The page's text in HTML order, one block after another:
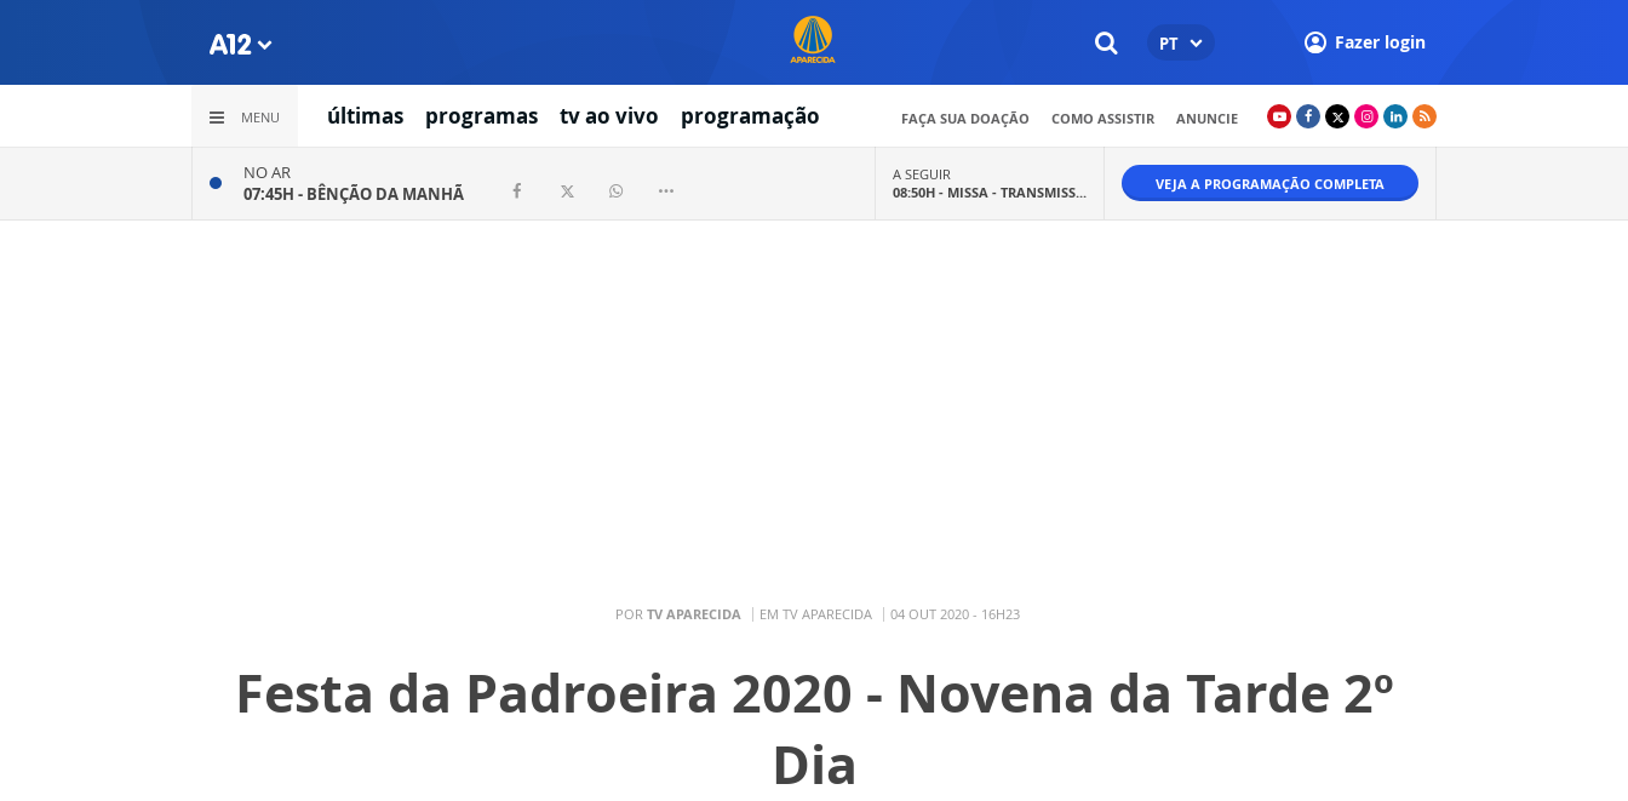
PT Fazer login
MENU últimas programas tv ao vivo programação FAÇA SUA DOAÇÃO COMO ASSISTIR ANUNCIE
NO AR
07:45H - BÊNÇÃO DA MANHÃ
A SEGUIR
08:50H - MISSA - TRANSMISS... VEJA A PROGRAMAÇÃO COMPLETA
POR TV APARECIDA EM TV APARECIDA 04 OUT 2020 - 16H23
Festa da Padroeira 2020 - Novena da Tarde 2º
Dia